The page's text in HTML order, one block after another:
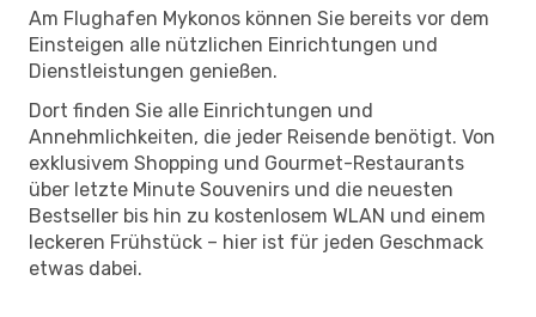
Am Flughafen Mykonos können Sie bereits vor dem
Einsteigen alle nützlichen Einrichtungen und
Dienstleistungen genießen.
Dort finden Sie alle Einrichtungen und
Annehmlichkeiten, die jeder Reisende benötigt. Von
exklusivem Shopping und Gourmet-Restaurants
über letzte Minute Souvenirs und die neuesten
Bestseller bis hin zu kostenlosem WLAN und einem
leckeren Frühstück – hier ist für jeden Geschmack
etwas dabei.